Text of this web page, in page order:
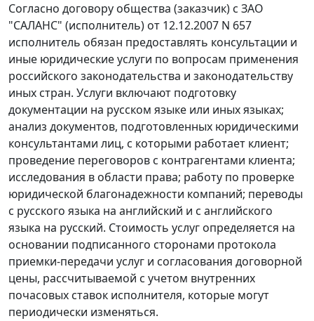
Согласно договору общества (заказчик) с ЗАО
"САЛАНС" (исполнитель) от 12.12.2007 N 657
исполнитель обязан предоставлять консультации и
иные юридические услуги по вопросам применения
российского законодательства и законодательству
иных стран. Услуги включают подготовку
документации на русском языке или иных языках;
анализ документов, подготовленных юридическими
консультантами лиц, с которыми работает клиент;
проведение переговоров с контрагентами клиента;
исследования в области права; работу по проверке
юридической благонадежности компаний; переводы
с русского языка на английский и с английского
языка на русский. Стоимость услуг определяется на
основании подписанного сторонами протокола
приемки-передачи услуг и согласования договорной
цены, рассчитываемой с учетом внутренних
почасовых ставок исполнителя, которые могут
периодически изменяться.